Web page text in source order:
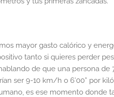
mayor gasto calórico y
tanto si quieres perder
de que una persona de
ser 9-10 km/h o 6’00” por
es ese momento donde